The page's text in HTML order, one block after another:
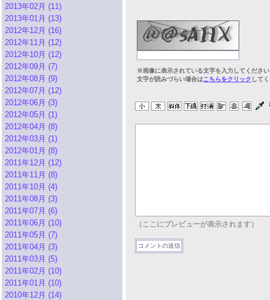
2013年02月 (11)
2013年01月 (13)
2012年12月 (16)
2012年11月 (12)
2012年10月 (12)
2012年09月 (7)
2012年08月 (9)
2012年07月 (12)
2012年06月 (3)
2012年05月 (1)
2012年04月 (8)
2012年03月 (1)
2012年01月 (8)
2011年12月 (12)
2011年11月 (8)
2011年10月 (4)
2011年08月 (3)
2011年07月 (6)
2011年06月 (10)
2011年05月 (7)
2011年04月 (3)
2011年03月 (5)
2011年02月 (10)
2011年01月 (10)
2010年12月 (14)
※画像に表示されている文字を入力してくださ
文字が読みづらい場合はこちらをクリック して
（ここにプレビューが表示されます）